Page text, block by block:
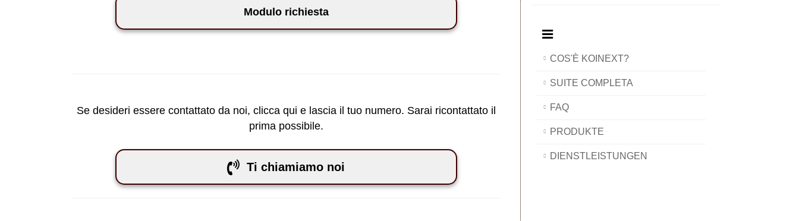
Modulo richiesta
Se desideri essere contattato da noi, clicca qui e lascia il tuo numero. Sarai ricontattato il
prima possibile.
Ti chiamiamo noi
COS'È KOINEXT?
SUITE COMPLETA
FAQ
PRODUKTE
DIENSTLEISTUNGEN